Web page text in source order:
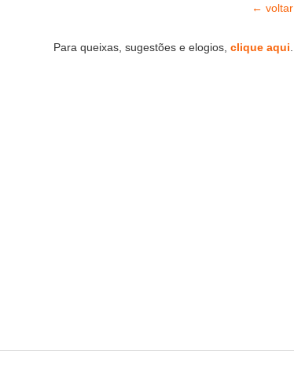
← voltar
Para queixas, sugestões e elogios, clique aqui